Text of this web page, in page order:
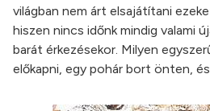
világban nem árt elsajátítani
hiszen nincs időnk mindig valami
barát érkezésekor. Milyen
előkapni, egy pohár bort önten,